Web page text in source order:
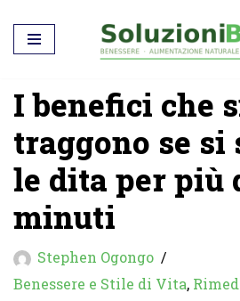
Vai
contenuto
I benefici che
traggono se
le dita per più
minuti
Stephen Ogongo
Benessere e Stile di Vita,